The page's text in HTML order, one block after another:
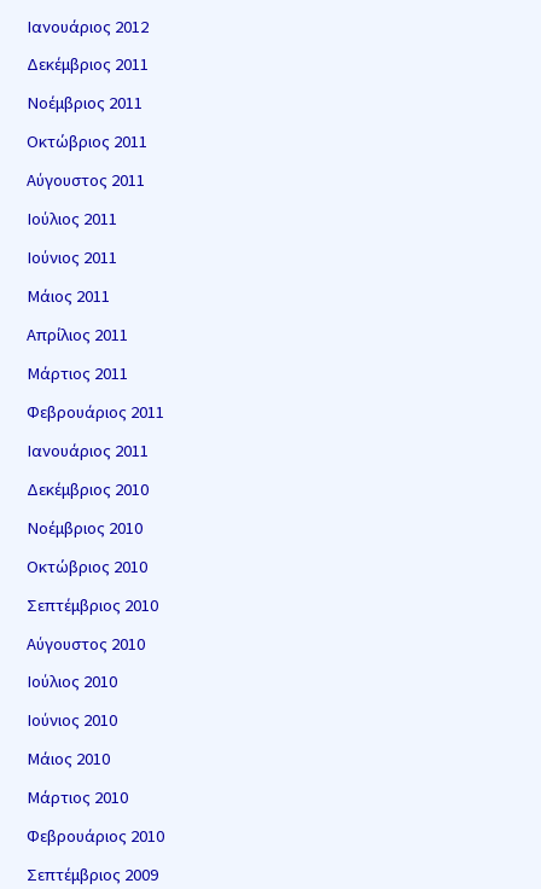
Ιανουάριος 2012
Δεκέμβριος 2011
Νοέμβριος 2011
Οκτώβριος 2011
Αύγουστος 2011
Ιούλιος 2011
Ιούνιος 2011
Μάιος 2011
Απρίλιος 2011
Μάρτιος 2011
Φεβρουάριος 2011
Ιανουάριος 2011
Δεκέμβριος 2010
Νοέμβριος 2010
Οκτώβριος 2010
Σεπτέμβριος 2010
Αύγουστος 2010
Ιούλιος 2010
Ιούνιος 2010
Μάιος 2010
Μάρτιος 2010
Φεβρουάριος 2010
Σεπτέμβριος 2009